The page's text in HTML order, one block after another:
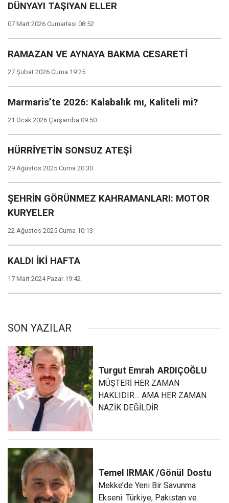
DÜNYAYI TAŞIYAN ELLER
07 Mart 2026 Cumartesi 08:52
RAMAZAN VE AYNAYA BAKMA CESARETİ
27 Şubat 2026 Cuma 19:25
Marmaris’te 2026: Kalabalık mı, Kaliteli mi?
21 Ocak 2026 Çarşamba 09:50
HÜRRİYETİN SONSUZ ATEŞİ
29 Ağustos 2025 Cuma 20:30
ŞEHRİN GÖRÜNMEZ KAHRAMANLARI: MOTOR
KURYELER
22 Ağustos 2025 Cuma 10:13
KALDI İKİ HAFTA
17 Mart 2024 Pazar 19:42
SON YAZILAR
Turgut Emrah ARDIÇOĞLU
MÜŞTERİ HER ZAMAN
HAKLIDIR… AMA HER ZAMAN
NAZİK DEĞİLDİR
Temel IRMAK /Gönül Dostu
Mekke’de Yeni Bir Savunma
Ekseni: Türkiye, Pakistan ve